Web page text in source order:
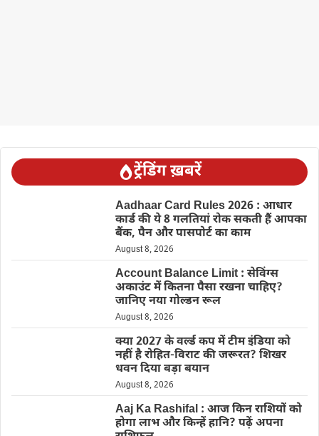
ट्रेंडिंग ख़बरें
Aadhaar Card Rules 2026 : आधार
कार्ड की ये 8 गलतियां रोक सकती हैं आपका
बैंक, पैन और पासपोर्ट का काम
August 8, 2026
Account Balance Limit : सेविंग्स
अकाउंट में कितना पैसा रखना चाहिए?
जानिए नया गोल्डन रूल
August 8, 2026
क्या 2027 के वर्ल्ड कप में टीम इंडिया को
नहीं है रोहित-विराट की जरूरत? शिखर
धवन दिया बड़ा बयान
August 8, 2026
Aaj Ka Rashifal : आज किन राशियों को
होगा लाभ और किन्हें हानि? पढ़ें अपना